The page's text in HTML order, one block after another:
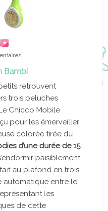
Bambi
retrouvent
trois peluches
Chicco Mobile
pour les émerveiller
colorée tirée du
d’une durée de 15
paisiblement.
au plafond en trois
automatique entre le
les
de cette